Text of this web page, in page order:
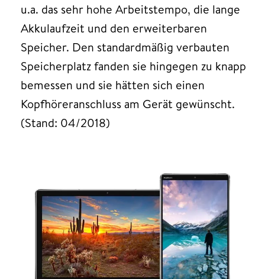
u.a. das sehr hohe Arbeitstempo, die lange
Akkulaufzeit und den erweiterbaren
Speicher. Den standardmäßig verbauten
Speicherplatz fanden sie hingegen zu knapp
bemessen und sie hätten sich einen
Kopfhöreranschluss am Gerät gewünscht.
(Stand: 04/2018)